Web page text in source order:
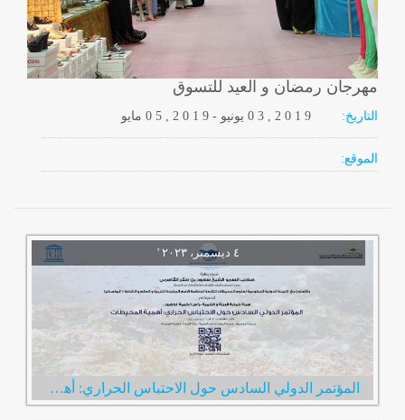
مهرجان رمضان و العيد للتسوق
التاريخ: 0 5 , 2 0 1 9- يونيو 0 3 , 2 0 1 9
الموقع:
المؤتمر الدولي السادس حول الاحتباس الحراري: أهمية المحيطات